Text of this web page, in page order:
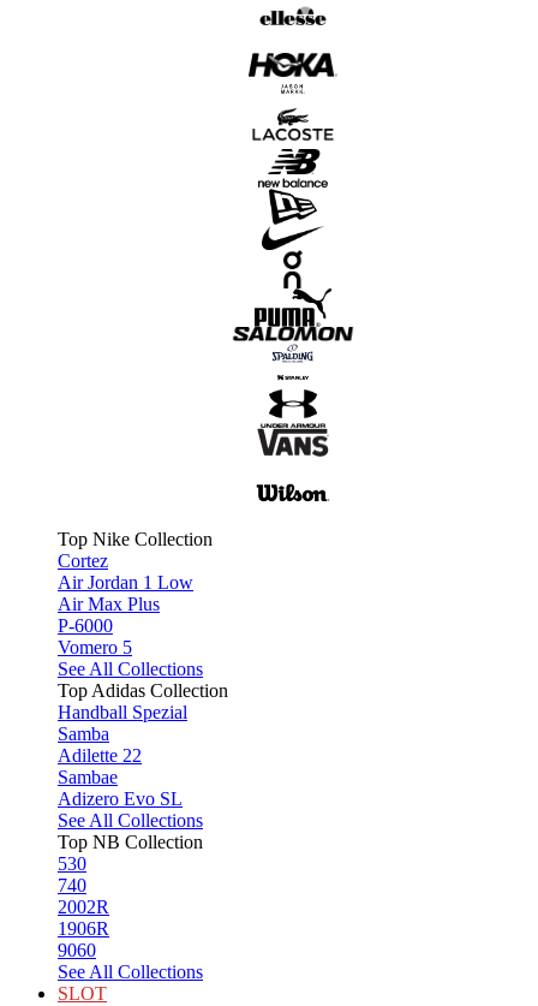
Top Nike Collection
Cortez
Air Jordan 1 Low
Air Max Plus
P-6000
Vomero 5
See All Collections
Top Adidas Collection
Handball Spezial
Samba
Adilette 22
Sambae
Adizero Evo SL
See All Collections
Top NB Collection
530
740
2002R
1906R
9060
See All Collections
SLOT